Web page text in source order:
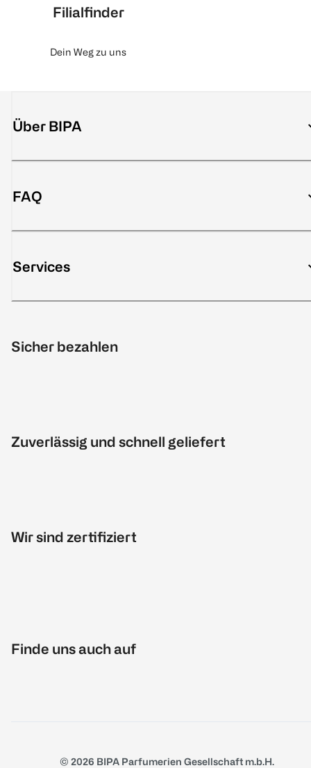
Filialfinder
Dein Weg zu uns
Über BIPA
FAQ
Services
Sicher bezahlen
Zuverlässig und schnell geliefert
Wir sind zertifiziert
Finde uns auch auf
© 2026 BIPA Parfumerien Gesellschaft m.b.H.